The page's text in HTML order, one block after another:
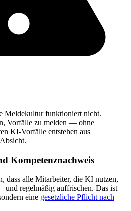
Meldekultur funktioniert nicht.
Vorfälle zu melden — ohne
KI-Vorfälle entstehen aus
Kompetenznachweis
dass alle Mitarbeiter, die KI nutzen,
und regelmäßig auffrischen. Das ist
eine gesetzliche Pflicht nach